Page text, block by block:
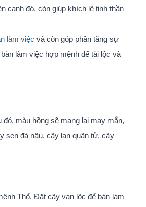
cạnh đó, còn giúp khích lệ tinh thần
làm việc và còn góp phần tăng sự
làm việc hợp mệnh để tài lộc và
màu hồng sẽ mang lại may mắn,
sen đá nâu, cây lan quân tử, cây
Thổ. Đặt cây vạn lộc để bàn làm